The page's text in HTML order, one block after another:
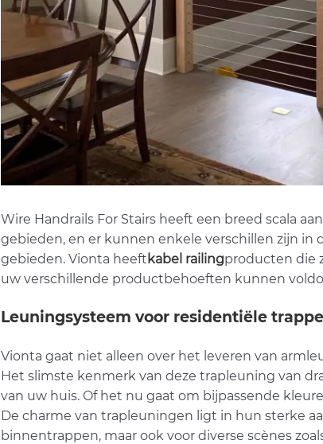
Wire Handrails For Stairs heeft een breed scala
gebieden, en er kunnen enkele verschillen zijn in
gebieden. Vionta heeft kabel railingproducten die
uw verschillende productbehoeften kunnen
Leuningsysteem voor residentiële
Vionta gaat niet alleen over het leveren van
Het slimste kenmerk van deze trapleuning van
van uw huis. Of het nu gaat om bijpassende
De charme van trapleuningen ligt in hun sterke
binnentrappen, maar ook voor diverse scènes